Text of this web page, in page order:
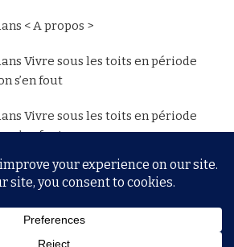
< A propos >
Vivre sous les toits en période
s’en fout
Vivre sous les toits en période
s’en fout
MG. Tous droits réservés.
Blossom Themes